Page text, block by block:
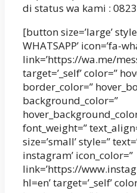
di status wa kami :
[button size=’large’
WHATSAPP’ icon=’fa-
link=’https://wa.me/
target=’_self’ color=”
border_color=”
background_color=”
font_weight=”
size=’small’ style=”
instagram’ icon_color=”
link=’https://
hl=en’ target=’_self’